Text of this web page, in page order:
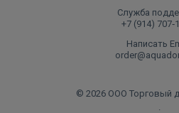
Служба
+7 (914)
Написать
© 2026 ООО Торговый
.